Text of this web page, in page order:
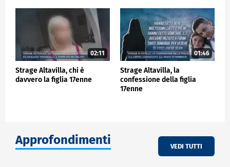
02:11
Strage Altavilla, chi è
davvero la figlia 17enne
01:46
Strage Altavilla, la
confessione della figlia
17enne
Approfondimenti VEDI TUTTI